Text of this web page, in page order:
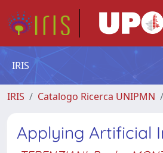
IRIS
IRIS Catalogo Ricerca UNIPMN
Applying Artificial